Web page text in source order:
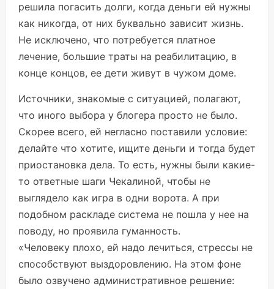
решила погасить долги, когда деньги ей нужны
как никогда, от них буквально зависит жизнь.
Не исключено, что потребуется платное
лечение, большие траты на реабилитацию, в
конце концов, ее дети живут в чужом доме.
Источники, знакомые с ситуацией, полагают,
что иного выбора у блогера просто не было.
Скорее всего, ей негласно поставили условие:
делайте что хотите, ищите деньги и тогда будет
приостановка дела. То есть, нужны были какие-
то ответные шаги Чекалиной, чтобы не
выглядело как игра в одни ворота. А при
подобном раскладе система не пошла у нее на
поводу, но проявила гуманность.
«Человеку плохо, ей надо лечиться, стрессы не
способствуют выздоровлению. На этом фоне
было озвучено административное решение: